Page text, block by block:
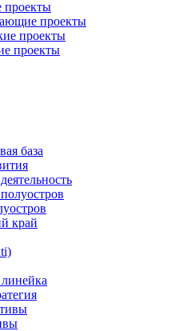
проекты
проекты
проекты
база
край